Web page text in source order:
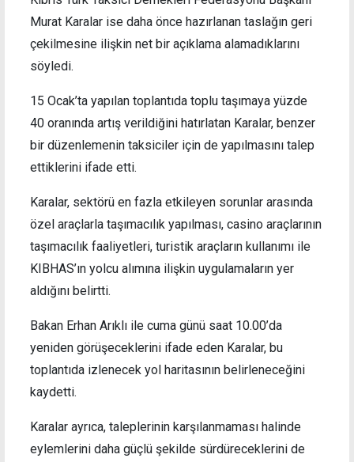
Murat Karalar ise daha önce hazırlanan taslağın geri
çekilmesine ilişkin net bir açıklama alamadıklarını
söyledi.
15 Ocak’ta yapılan toplantıda toplu taşımaya yüzde
40 oranında artış verildiğini hatırlatan Karalar, benzer
bir düzenlemenin taksiciler için de yapılmasını talep
ettiklerini ifade etti.
Karalar, sektörü en fazla etkileyen sorunlar arasında
özel araçlarla taşımacılık yapılması, casino araçlarının
taşımacılık faaliyetleri, turistik araçların kullanımı ile
KIBHAS’ın yolcu alımına ilişkin uygulamaların yer
aldığını belirtti.
Bakan Erhan Arıklı ile cuma günü saat 10.00’da
yeniden görüşeceklerini ifade eden Karalar, bu
toplantıda izlenecek yol haritasının belirleneceğini
kaydetti.
Karalar ayrıca, taleplerinin karşılanmaması halinde
eylemlerini daha güçlü şekilde sürdüreceklerini de